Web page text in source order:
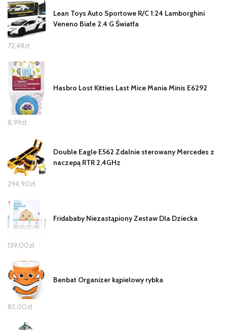
Lean Toys Auto Sportowe R/C 1:24 Lamborghini
Veneno Białe 2.4 G Światła
72,48zł
Hasbro Lost Kitties Last Mice Mania Minis E6292
8,99zł
Double Eagle E562 Zdalnie sterowany Mercedes z
naczepą RTR 2,4GHz
294,90zł
Fridababy Niezastąpiony Zestaw Dla Dziecka
139,00zł
Benbat Organizer kąpielowy rybka
83,00zł